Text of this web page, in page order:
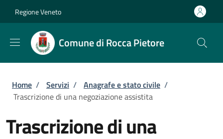
Regione Veneto
Comune di Rocca Pietore
Briciole di pane
Home / Servizi / Anagrafe e stato civile /
Trascrizione di una negoziazione assistita
Trascrizione di una